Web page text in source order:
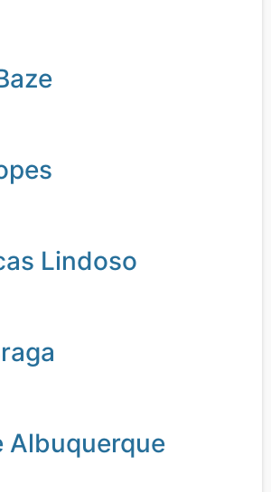
Lindoso
Albuquerque